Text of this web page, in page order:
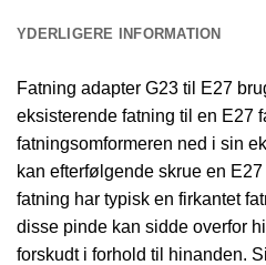
YDERLIGERE INFORMATION
Fatning adapter G23 til E27
eksisterende fatning til en E27
fatningsomformeren ned i sin
kan efterfølgende skrue en
fatning har typisk en firkantet
disse pinde kan sidde overfor
forskudt i forhold til hinanden.